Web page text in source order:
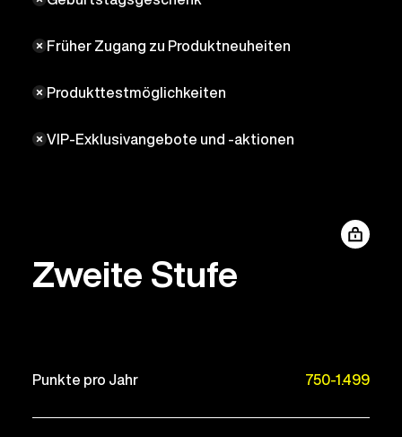
Früher Zugang zu Produktneuheiten
Produkttestmöglichkeiten
VIP-Exklusivangebote und -aktionen
Zweite Stufe
Punkte pro Jahr 750-1.499